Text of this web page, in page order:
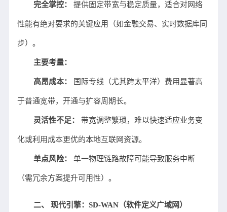
完全掌控： 提供固定带宽与稳定质量，适合对网络
性能有绝对要求的关键应用（如金融交易、实时数据库同
步）。
主要考量：
高昂成本： 国际专线（尤其跨太平洋）费用显著高
于普通宽带，开通与扩容周期长。
灵活性不足： 带宽调整繁琐，难以快速适应业务变
化或利用成本更优的本地互联网资源。
单点风险： 单一物理链路故障可能导致服务中断
（需冗余方案提升可用性）。
二、 现代引擎：SD-WAN（软件定义广域网）